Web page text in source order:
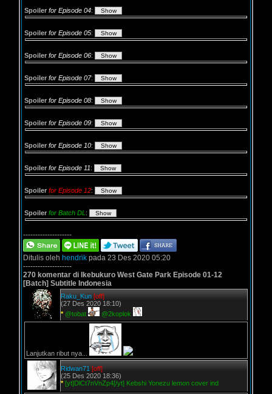
Spoiler for Episode 04:
Spoiler for Episode 05:
Spoiler for Episode 06:
Spoiler for Episode 07:
Spoiler for Episode 08:
Spoiler for Episode 09:
Spoiler for Episode 10:
Spoiler for Episode 11:
Spoiler for Episode 12:
Spoiler for Batch DL :
--------------------
Ditulis oleh hendrik pada 23 Des 2020 05:20
--------------------
270 komentar di Ikebukuro West Gate Park Episode 01-12
[Batch] Subtitle Indonesia
Raku_Kun [off]
(27 Des 2020 18:10)
* @tobat @2koplok
Lanjutkan ribut nya...
Ridwan71 [off]
(25 Des 2020 18:36)
* [yt]DlCt7nVnZp4[/yt] Kebshi Yonezu lemon cover ind